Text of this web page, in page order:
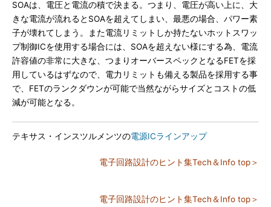
SOAは、電圧と電流の積で決まる。つまり、電圧が高い上に、大
きな電流が流れるとSOAを超えてしまい、最悪の場合、パワー素
子が壊れてしまう。また電流リミットしか持たないホットスワッ
プ制御ICを使用する場合には、SOAを超えない様にする為、電流
許容値の非常に大きな、つまりオーバースペックとなるFETを採
用しているはずなので、電力リミットも備える製品を採用する事
で、FETのランクダウンが可能で当然ながらサイズとコストの低
減が可能となる。
テキサス・インスツルメンツの電源ICラインアップ
電子回路設計のヒント集Tech＆Info top＞
電子回路設計のヒント集Tech＆Info top＞